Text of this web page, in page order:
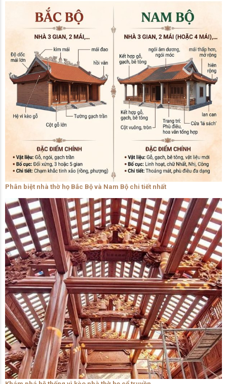
Phân biệt nhà thờ họ Bắc Bộ và Nam Bộ chi tiết nhất